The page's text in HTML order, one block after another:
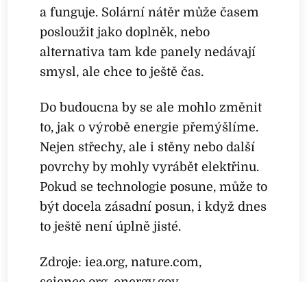
a funguje. Solární nátěr může časem
posloužit jako doplněk, nebo
alternativa tam kde panely nedávají
smysl, ale chce to ještě čas.
Do budoucna by se ale mohlo změnit
to, jak o výrobě energie přemýšlíme.
Nejen střechy, ale i stěny nebo další
povrchy by mohly vyrábět elektřinu.
Pokud se technologie posune, může to
být docela zásadní posun, i když dnes
to ještě není úplně jisté.
Zdroje: iea.org, nature.com,